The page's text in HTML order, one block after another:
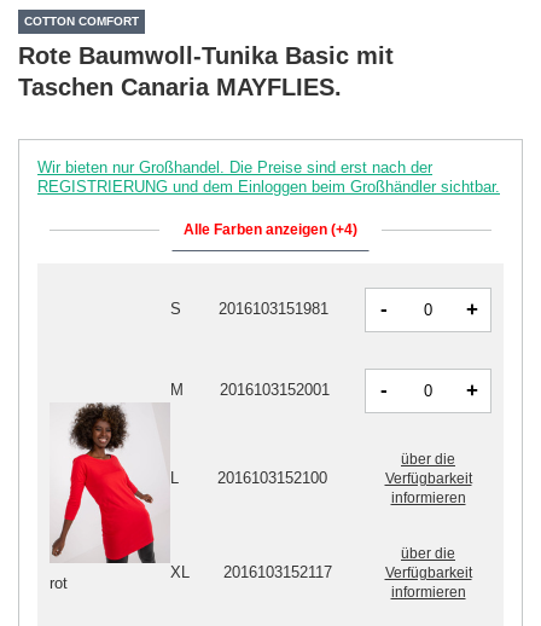
COTTON COMFORT
Rote Baumwoll-Tunika Basic mit
Taschen Canaria MAYFLIES.
Wir bieten nur Großhandel. Die Preise sind erst nach der
REGISTRIERUNG und dem Einloggen beim Großhändler sichtbar.
Alle Farben anzeigen (+4)
rot
S 2016103151981 - +
M 2016103152001 - +
2016103152100
über die
Verfügbarkeit
informieren
XL 2016103152117
über die
Verfügbarkeit
informieren